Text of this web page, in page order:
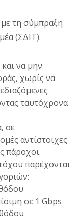
τη σύμπραξη
(ΣΔΙΤ).
να μην
χωρίς να
ταυτόχρονα
σε
αντίστοιχες
πάροχοι.
παρέχονται
σε 1 Gbps